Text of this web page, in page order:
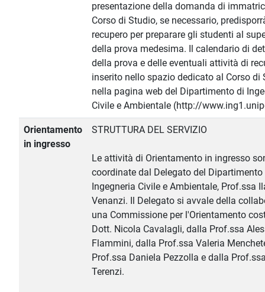
presentazione della domanda di
Corso di Studio, se necessario,
recupero per preparare gli studenti al
della prova medesima. Il calendario di
della prova e delle eventuali attività di
inserito nello spazio dedicato al Corso di
nella pagina web del Dipartimento di
Civile e Ambientale (http://
Orientamento
in ingresso
STRUTTURA DEL SERVIZIO
Le attività di Orientamento in ingresso
coordinate dal Delegato del Dipartimento
Ingegneria Civile e Ambientale, Prof.ssa
Venanzi. Il Delegato si avvale della
una Commissione per l'Orientamento
Dott. Nicola Cavalagli, dalla Prof.ssa
Flammini, dalla Prof.ssa Valeria
Prof.ssa Daniela Pezzolla e dalla
Terenzi.